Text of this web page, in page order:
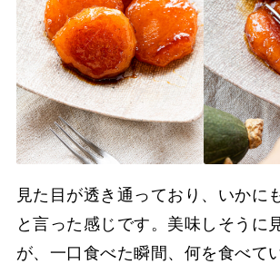
見た目が透き通っており、いかに
と言った感じです。美味しそうに
が、一口食べた瞬間、何を食べて